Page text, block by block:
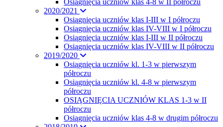
2020/2021
Osiągnięcia uczniów klas I-III w I półroczu
Osiągnięcia uczniów klas IV-VIII w I półroczu
Osiągnięcia uczniów klas I-III w II półroczu
Osiągnięcia uczniów klas IV-VIII w II półroczu
2019/2020
Osiągnięcia uczniów kl. 1-3 w pierwszym
półroczu
Osiągnięcia uczniów kl. 4-8 w pierwszym
półroczu
OSIĄGNIĘCIA UCZNIÓW KLAS 1-3 w II
półroczu
Osiągnięcia uczniów klas 4-8 w drugim półroczu